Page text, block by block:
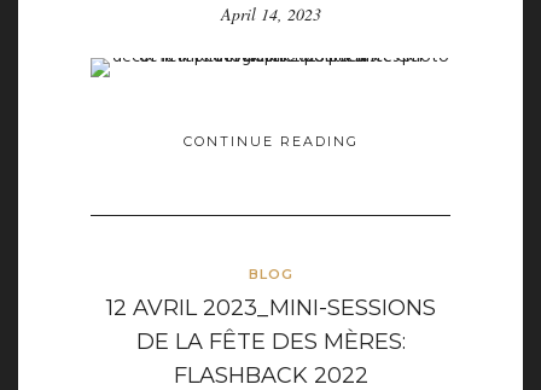
April 14, 2023
CONTINUE READING
BLOG
12 AVRIL 2023_MINI-SESSIONS
DE LA FÊTE DES MÈRES:
FLASHBACK 2022